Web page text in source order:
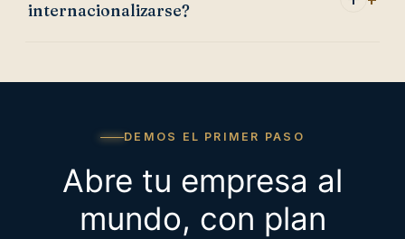
internacionalizarse?
DEMOS EL PRIMER PASO
Abre tu empresa al
mundo, con plan